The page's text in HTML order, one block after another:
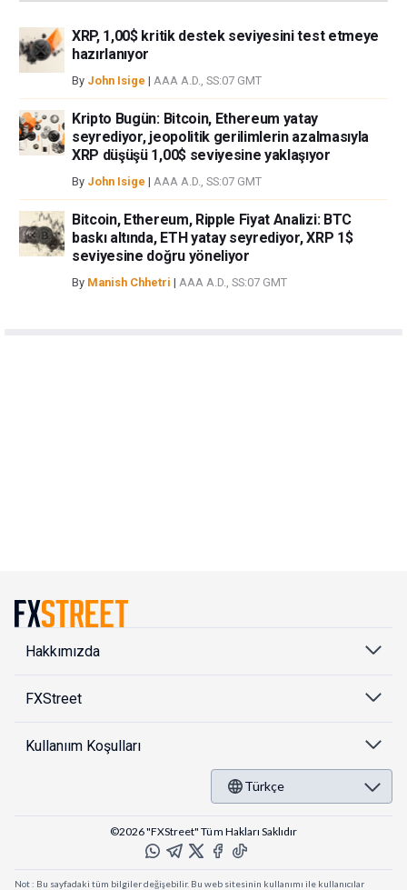
XRP, 1,00$ kritik destek seviyesini test etmeye
hazırlanıyor
By John Isige | AAA A.D., SS:07 GMT
Kripto Bugün: Bitcoin, Ethereum yatay
seyrediyor, jeopolitik gerilimlerin azalmasıyla
XRP düşüşü 1,00$ seviyesine yaklaşıyor
By John Isige | AAA A.D., SS:07 GMT
Bitcoin, Ethereum, Ripple Fiyat Analizi: BTC
baskı altında, ETH yatay seyrediyor, XRP 1$
seviyesine doğru yöneliyor
By Manish Chhetri | AAA A.D., SS:07 GMT
Hakkımızda
FXStreet
Kullanıım Koşulları
Türkçe
©2026 "FXStreet" Tüm Hakları Saklıdır
Not : Bu sayfadaki tüm bilgiler değişebilir. Bu web sitesinin kullanımı ile kullanıcılar